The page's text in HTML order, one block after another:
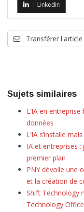
Linkedin
Transférer l'article
Sujets similaires
L’IA en
données
L’IA s’installe
IA et entreprises
premier plan
PNY dévoile une
et la création de
Shift Technology
Technology